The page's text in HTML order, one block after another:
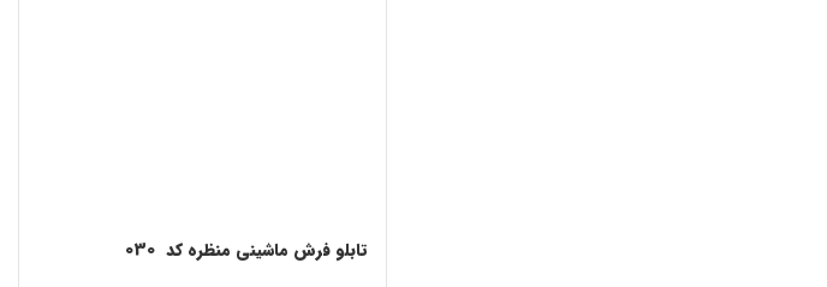
تابلو فرش ماشینی منظره کد 030